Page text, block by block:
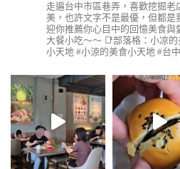
走遍台中市區巷弄，喜歡挖掘
美，也許文字不是最優，但都
迎你推薦你心目中的回憶美食
大餐小吃～～ 📑部落格：小凉
小天地 #小涼的美食小天地 #台